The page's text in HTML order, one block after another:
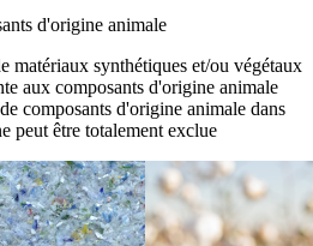
d'origine animale
matériaux synthétiques et/ou végétaux
aux composants d'origine animale
composants d'origine animale dans
peut être totalement exclue